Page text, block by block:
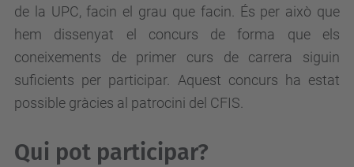
de la UPC, facin el grau que facin. És per això que
hem dissenyat el concurs de forma que els
coneixements de primer curs de carrera siguin
suficients per participar. Aquest concurs ha estat
possible gràcies al patrocini del CFIS.
Qui pot participar?